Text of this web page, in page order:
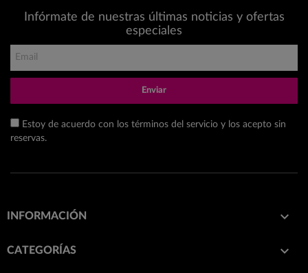
Infórmate de nuestras últimas noticias y ofertas
especiales
Enviar
Estoy de acuerdo con los términos del servicio y los acepto sin
reservas.
INFORMACIÓN 
CATEGORÍAS 